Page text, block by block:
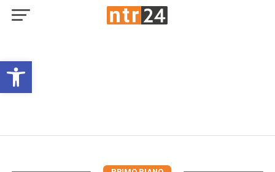
Open toolbar